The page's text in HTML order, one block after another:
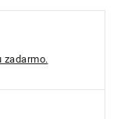
zadarmo.